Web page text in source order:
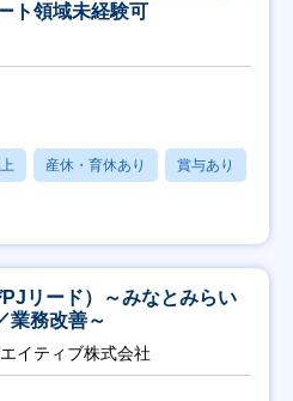
ト領域未経験可
産休・育休あり 賞与あり
リード）～みなとみらい
業務改善～
イティブ株式会社